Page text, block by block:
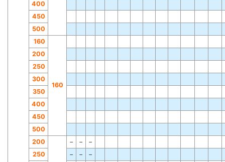
400
450
500
160
160
200
250
300
350
400
450
500
200
− −
−
250
− −
−